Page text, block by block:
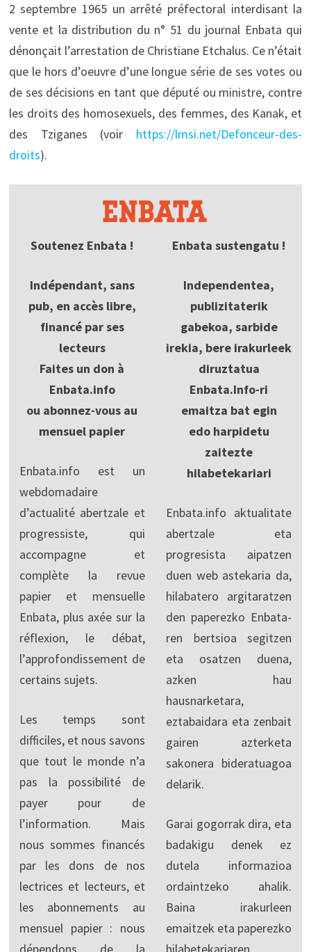
2 septembre 1965 un arrêté préfectoral interdisant la
vente et la distribution du n° 51 du journal Enbata qui
dénonçait l’arrestation de Christiane Etchalus. Ce n’était
que le hors d’oeuvre d’une longue série de ses votes ou
de ses décisions en tant que député ou ministre, contre
les droits des homosexuels, des femmes, des Kanak, et
des Tziganes (voir https://lmsi.net/Defonceur-des-
droits).
Soutenez Enbata !
Indépendant, sans
pub, en accès libre,
financé par ses
lecteurs
Faites un don à
Enbata.info
ou abonnez-vous au
mensuel papier
Enbata.info est un
webdomadaire
d’actualité abertzale et
progressiste, qui
accompagne et
complète la revue
papier et mensuelle
Enbata, plus axée sur la
réflexion, le débat,
l’approfondissement de
certains sujets.
Les temps sont
difficiles, et nous savons
que tout le monde n’a
pas la possibilité de
payer pour de
l’information. Mais
nous sommes financés
par les dons de nos
lectrices et lecteurs, et
les abonnements au
mensuel papier : nous
dépendons de la
Enbata sustengatu !
Independentea,
publizitaterik
gabekoa, sarbide
irekia, bere irakurleek
diruztatua
Enbata.Info-ri
emaitza bat egin
edo harpidetu
zaitezte
hilabetekariari
Enbata.info aktualitate
abertzale eta
progresista aipatzen
duen web astekaria da,
hilabatero argitaratzen
den paperezko Enbata-
ren bertsioa segitzen
eta osatzen duena,
azken hau
hausnarketara,
eztabaidara eta zenbait
gairen azterketa
sakonera bideratuagoa
delarik.
Garai gogorrak dira, eta
badakigu denek ez
dutela informazioa
ordaintzeko ahalik.
Baina irakurleen
emaitzek eta paperezko
hilabetekariaren